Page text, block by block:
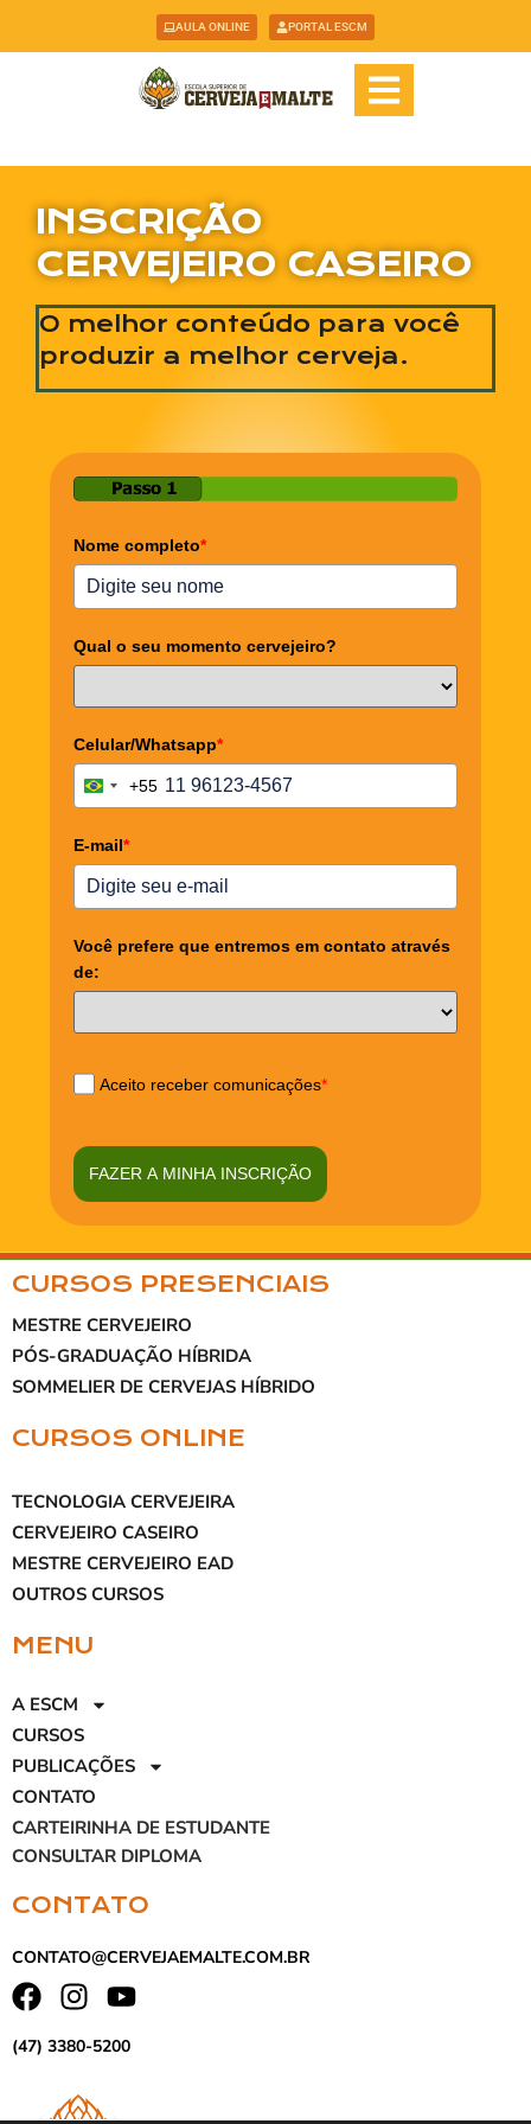
AULA ONLINE PORTAL ESCM
INSCRIÇÃO
CERVEJEIRO CASEIRO
O melhor conteúdo para você
produzir a melhor cerveja.
Nome completo*
Qual o seu momento cervejeiro?
Celular/Whatsapp*
Brazil +55
+55
E-mail*
Você prefere que entremos em contato através
de:
Aceito receber comunicações*
FAZER A MINHA INSCRIÇÃO
CURSOS PRESENCIAIS
MESTRE CERVEJEIRO
PÓS-GRADUAÇÃO HÍBRIDA
SOMMELIER DE CERVEJAS HÍBRIDO
CURSOS ONLINE
TECNOLOGIA CERVEJEIRA
CERVEJEIRO CASEIRO
MESTRE CERVEJEIRO EAD
OUTROS CURSOS
MENU
A ESCM
CURSOS
PUBLICAÇÕES
CONTATO
CARTEIRINHA DE ESTUDANTE
CONSULTAR DIPLOMA
CONTATO
CONTATO@CERVEJAEMALTE.COM.BR
(47) 3380-5200